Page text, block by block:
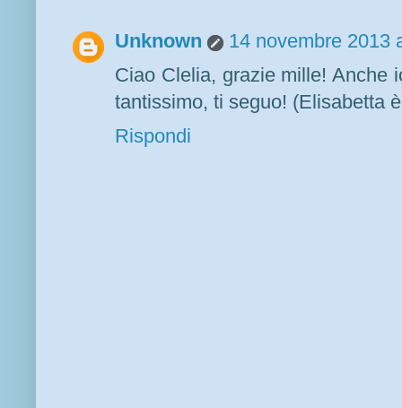
Unknown
14 novembre 2013
Ciao Clelia, grazie mille! Anche
tantissimo, ti seguo! (Elisabetta
Rispondi